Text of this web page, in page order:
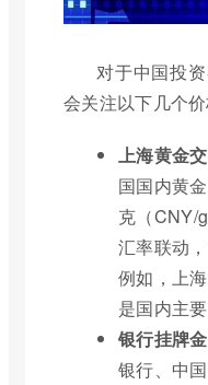
对于中国投
会关注以下几个价
上海黄金
国国内黄
克（CNY/
汇率联动
例如，上
是国内主
银行挂牌
银行、中